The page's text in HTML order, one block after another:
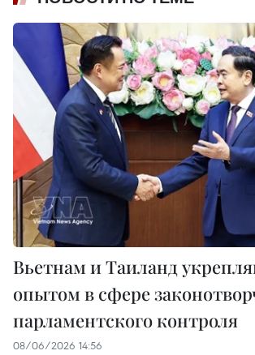
Вьетнам и Таиланд
опытом в сфере
парламентского контроля
08/06/2026 14:56